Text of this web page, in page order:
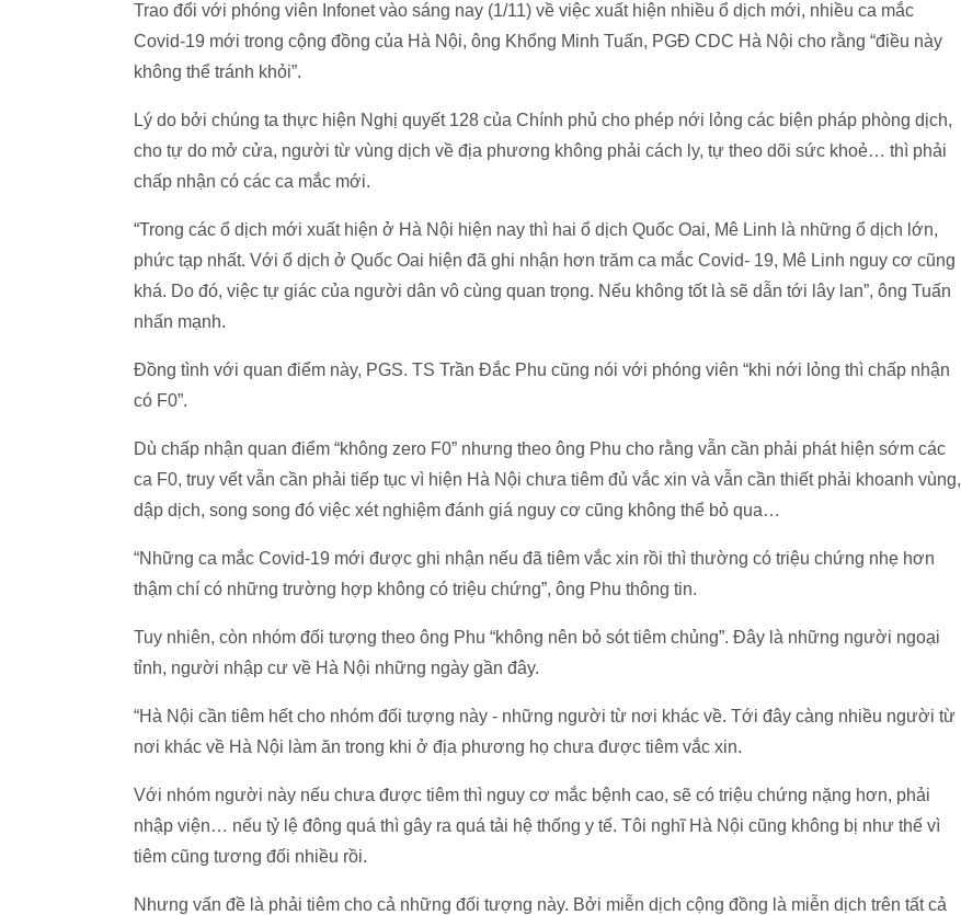
Trao đổi với phóng viên Infonet vào sáng nay (1/11) về việc xuất hiện nhiều ổ dịch mới, nhiều ca mắc
Covid-19 mới trong cộng đồng của Hà Nội, ông Khổng Minh Tuấn, PGĐ CDC Hà Nội cho rằng “điều này
không thể tránh khỏi”.
Lý do bởi chúng ta thực hiện Nghị quyết 128 của Chính phủ cho phép nới lỏng các biện pháp phòng dịch,
cho tự do mở cửa, người từ vùng dịch về địa phương không phải cách ly, tự theo dõi sức khoẻ… thì phải
chấp nhận có các ca mắc mới.
“Trong các ổ dịch mới xuất hiện ở Hà Nội hiện nay thì hai ổ dịch Quốc Oai, Mê Linh là những ổ dịch lớn,
phức tạp nhất. Với ổ dịch ở Quốc Oai hiện đã ghi nhận hơn trăm ca mắc Covid- 19, Mê Linh nguy cơ cũng
khá. Do đó, việc tự giác của người dân vô cùng quan trọng. Nếu không tốt là sẽ dẫn tới lây lan”, ông Tuấn
nhấn mạnh.
Đồng tình với quan điểm này, PGS. TS Trần Đắc Phu cũng nói với phóng viên “khi nới lỏng thì chấp nhận
có F0”.
Dù chấp nhận quan điểm “không zero F0” nhưng theo ông Phu cho rằng vẫn cần phải phát hiện sớm các
ca F0, truy vết vẫn cần phải tiếp tục vì hiện Hà Nội chưa tiêm đủ vắc xin và vẫn cần thiết phải khoanh vùng,
dập dịch, song song đó việc xét nghiệm đánh giá nguy cơ cũng không thể bỏ qua…
“Những ca mắc Covid-19 mới được ghi nhận nếu đã tiêm vắc xin rồi thì thường có triệu chứng nhẹ hơn
thậm chí có những trường hợp không có triệu chứng”, ông Phu thông tin.
Tuy nhiên, còn nhóm đối tượng theo ông Phu “không nên bỏ sót tiêm chủng”. Đây là những người ngoại
tỉnh, người nhập cư về Hà Nội những ngày gần đây.
“Hà Nội cần tiêm hết cho nhóm đối tượng này - những người từ nơi khác về. Tới đây càng nhiều người từ
nơi khác về Hà Nội làm ăn trong khi ở địa phương họ chưa được tiêm vắc xin.
Với nhóm người này nếu chưa được tiêm thì nguy cơ mắc bệnh cao, sẽ có triệu chứng nặng hơn, phải
nhập viện… nếu tỷ lệ đông quá thì gây ra quá tải hệ thống y tế. Tôi nghĩ Hà Nội cũng không bị như thế vì
tiêm cũng tương đối nhiều rồi.
Nhưng vấn đề là phải tiêm cho cả những đối tượng này. Bởi miễn dịch cộng đồng là miễn dịch trên tất cả